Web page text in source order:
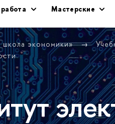
Мастерские
школа экономики»